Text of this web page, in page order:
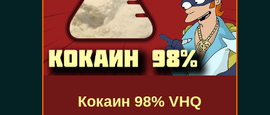
Кокаин 98% VHQ